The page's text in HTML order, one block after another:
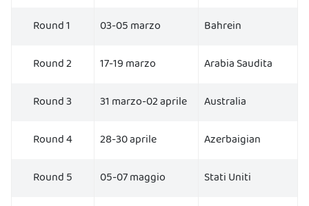
Round 1
03-05 marzo
Bahrein
Round 2
17-19 marzo
Arabia Saudita
Round 3
31 marzo-02 aprile
Australia
Round 4
28-30 aprile
Azerbaigian
Round 5
05-07 maggio
Stati Uniti